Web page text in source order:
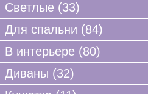
Светлые (33)
Для спальни (84)
В интерьере (80)
Диваны (32)